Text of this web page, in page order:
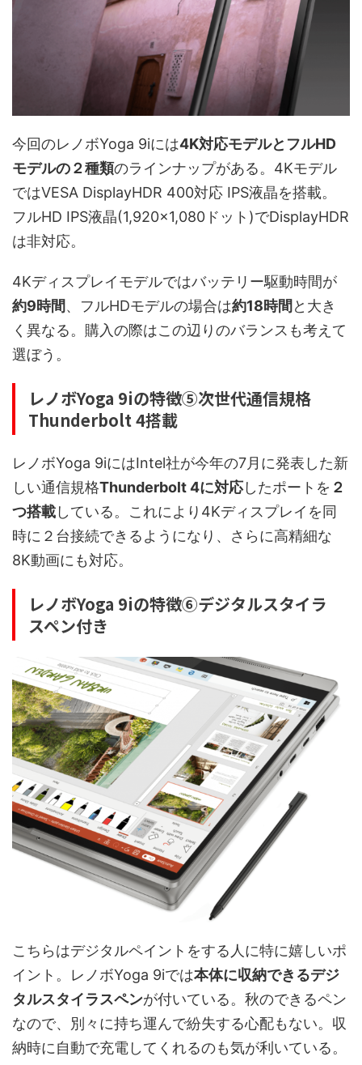
今回のレノボYoga 9iには4K対応モデルとフルHD
モデルの２種類のラインナップがある。4Kモデル
ではVESA DisplayHDR 400対応 IPS液晶を搭載。
フルHD IPS液晶(1,920×1,080ドット)でDisplayHDR
は非対応。
4Kディスプレイモデルではバッテリー駆動時間が
約9時間、フルHDモデルの場合は約18時間と大き
く異なる。購入の際はこの辺りのバランスも考えて
選ぼう。
レノボYoga 9iの特徴⑤次世代通信規格
Thunderbolt 4搭載
レノボYoga 9iにはIntel社が今年の7月に発表した新
しい通信規格Thunderbolt 4に対応したポートを ２
つ搭載している。これにより4Kディスプレイを同
時に２台接続できるようになり、さらに高精細な
8K動画にも対応。
レノボYoga 9iの特徴⑥デジタルスタイラ
スペン付き
こちらはデジタルペイントをする人に特に嬉しいポ
イント。レノボYoga 9iでは本体に収納できるデジ
タルスタイラスペンが付いている。秋のできるペン
なので、別々に持ち運んで紛失する心配もない。収
納時に自動で充電してくれるのも気が利いている。